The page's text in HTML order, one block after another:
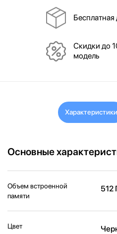
Бесплатная
Скидки до
модель
Характеристики
Основные
Объем встроенной
памяти
512
Цвет